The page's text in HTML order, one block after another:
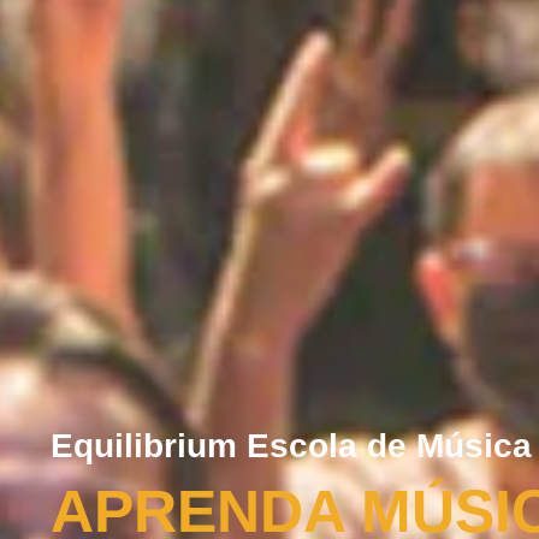
Equilibrium Escola de Música
APRENDA